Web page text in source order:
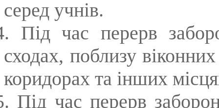
серед учнів.
Під час перерв
сходах, поблизу
коридорах та інших
Під час перерв